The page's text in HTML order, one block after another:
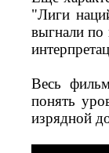
"Лиги
выгнали
Весь
понять
изрядной